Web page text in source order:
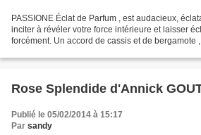
PASSIONE Éclat de Parfum , est audacieux,
inciter à révéler votre force intérieure et laisser
forcément. Un accord de cassis et de bergamote
Rose Splendide d'Annick
Publié le 05/02/2014 à 15:17
Par sandy